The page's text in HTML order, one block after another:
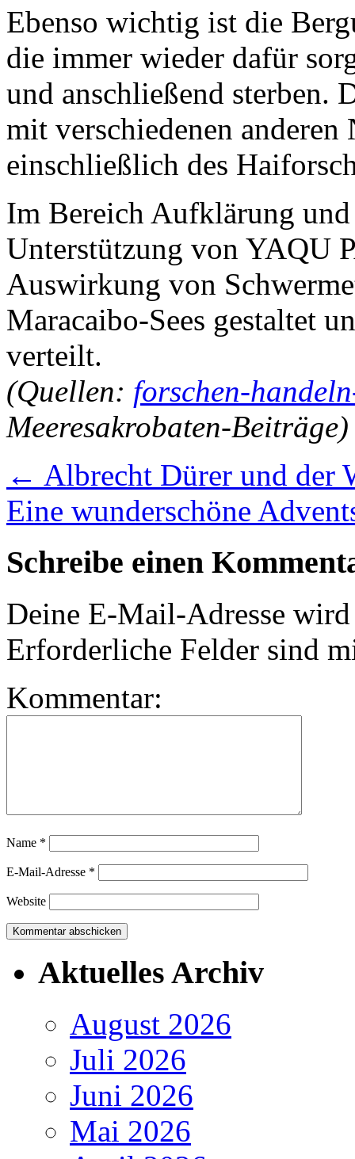
Ebenso wichtig ist die
die immer wieder dafür
und anschließend sterben.
mit verschiedenen
einschließlich des
Im Bereich Aufklärung
Unterstützung von YAQU
Auswirkung von
Maracaibo-Sees gestaltet
verteilt.
(Quellen: forschen-
Meeresakrobaten-Beiträge)
← Albrecht Dürer und der
Eine wunderschöne
Schreibe einen
Deine E-Mail-Adresse
Erforderliche Felder sind
Kommentar:
Name *
E-Mail-Adresse *
Website
Aktuelles Archiv
August 2026
Juli 2026
Juni 2026
Mai 2026